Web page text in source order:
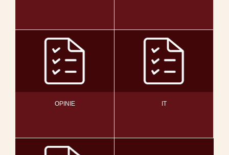
OPINIE IT